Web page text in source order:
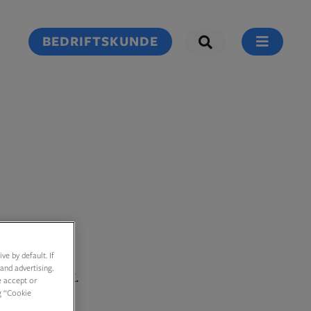
BEDRIFTSKUNDE
søt smak.
by default. If
advertising.
accept or
“Cookie